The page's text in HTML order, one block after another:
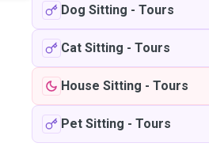
Dog Sitting - Tours
Cat Sitting - Tours
House Sitting - Tours
Pet Sitting - Tours